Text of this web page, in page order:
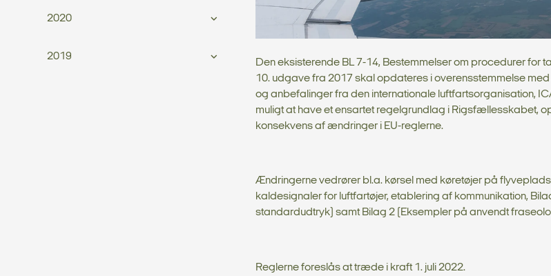
2020
2019
Den eksisterende BL 7-14, Bestemmelser om procedurer for
10. udgave fra 2017 skal opdateres i overensstemmelse
og anbefalinger fra den internationale luftfartsorganisation,
muligt at have et ensartet regelgrundlag i Rigsfællesskabet,
konsekvens af ændringer i EU-reglerne.
Ændringerne vedrører bl.a. kørsel med køretøjer på
kaldesignaler for luftfartøjer, etablering af kommunikation,
standardudtryk) samt Bilag 2 (Eksempler på anvendt
Reglerne foreslås at træde i kraft 1. juli 2022.